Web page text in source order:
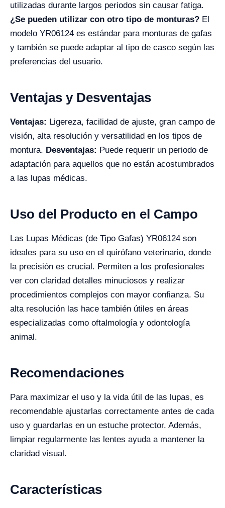
utilizadas durante largos periodos sin causar fatiga.
¿Se pueden utilizar con otro tipo de monturas? El
modelo YR06124 es estándar para monturas de gafas
y también se puede adaptar al tipo de casco según las
preferencias del usuario.
Ventajas y Desventajas
Ventajas: Ligereza, facilidad de ajuste, gran campo de
visión, alta resolución y versatilidad en los tipos de
montura. Desventajas: Puede requerir un periodo de
adaptación para aquellos que no están acostumbrados
a las lupas médicas.
Uso del Producto en el Campo
Las Lupas Médicas (de Tipo Gafas) YR06124 son
ideales para su uso en el quirófano veterinario, donde
la precisión es crucial. Permiten a los profesionales
ver con claridad detalles minuciosos y realizar
procedimientos complejos con mayor confianza. Su
alta resolución las hace también útiles en áreas
especializadas como oftalmología y odontología
animal.
Recomendaciones
Para maximizar el uso y la vida útil de las lupas, es
recomendable ajustarlas correctamente antes de cada
uso y guardarlas en un estuche protector. Además,
limpiar regularmente las lentes ayuda a mantener la
claridad visual.
Características